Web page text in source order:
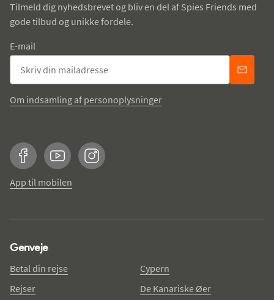
Tilmeld dig nyhedsbrevet og bliv en del af Spies Friends med
gode tilbud og unikke fordele.
E-mail
Om indsamling af personoplysninger
FacebookYouTubeInstagram
App til mobilen
Genveje
Betal din rejse
Rejser
Cypern
De Kanariske Øer